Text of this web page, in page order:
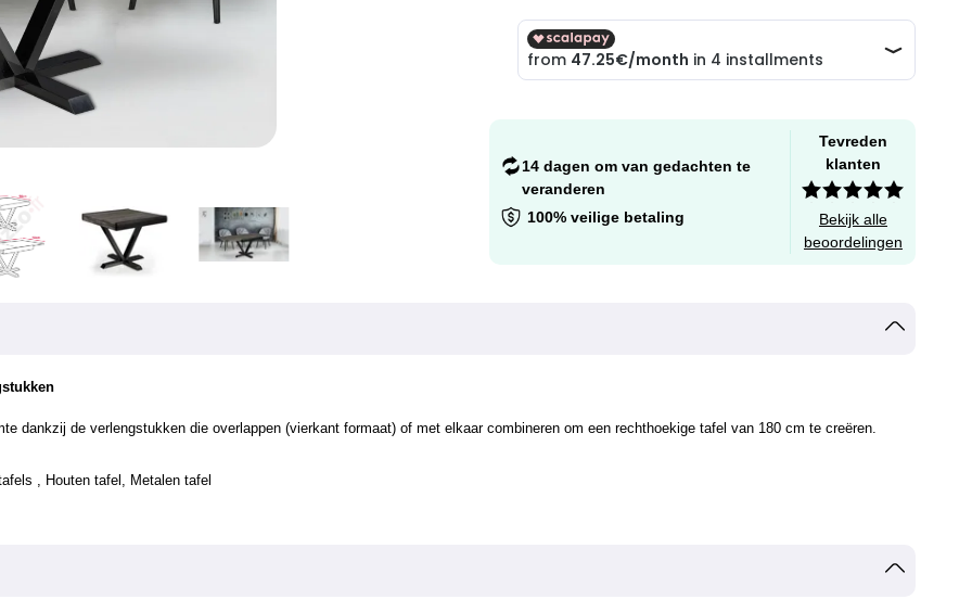
14 dagen om van gedachten te
veranderen
100% veilige betaling
Tevreden
klanten
Bekijk alle
beoordelingen
dankzij de verlengstukken die overlappen (vierkant formaat) of met elkaar combineren om een rechthoekige tafel van 180 cm te creëren.
Houten tafel, Metalen tafel